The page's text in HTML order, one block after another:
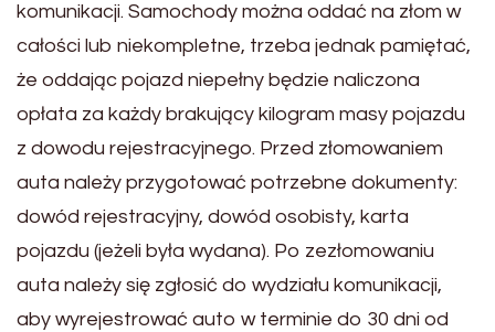
komunikacji. Samochody można oddać na złom w
całości lub niekompletne, trzeba jednak pamiętać,
że oddając pojazd niepełny będzie naliczona
opłata za każdy brakujący kilogram masy pojazdu
z dowodu rejestracyjnego. Przed złomowaniem
auta należy przygotować potrzebne dokumenty:
dowód rejestracyjny, dowód osobisty, karta
pojazdu (jeżeli była wydana). Po zezłomowaniu
auta należy się zgłosić do wydziału komunikacji,
aby wyrejestrować auto w terminie do 30 dni od